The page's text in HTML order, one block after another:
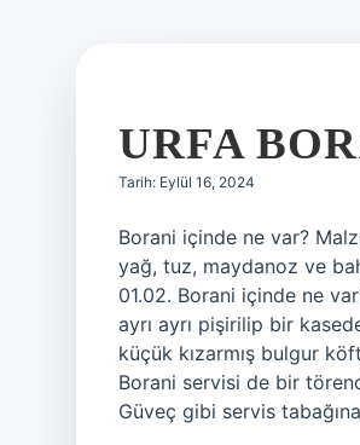
URFA
Tarih: Eylül 16, 2024
Borani içinde ne var?
yağ, tuz, maydanoz ve
01.02. Borani içinde ne
ayrı ayrı pişirilip bir
küçük kızarmış bulgur
Borani servisi de bir
Güveç gibi servis